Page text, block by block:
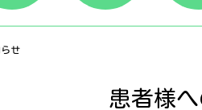
せ
患者様